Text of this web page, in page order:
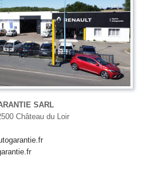
SARL
Château du Loir